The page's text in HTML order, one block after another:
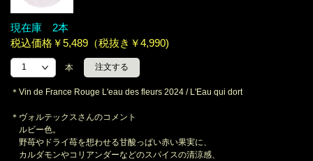
現在庫 2本
税込価格￥5,489（税抜き￥4,990)
本
＊Vin de France Rouge L'eau des fleurs 2024 / L'Eau qui dort
＊ヴォルテックスさんのコメント
ルビー色。
野苺やドライ苺を想わせる甘酸っぱい赤い果実に、
カルダモンやコリアンダーなどのスパイスの清涼感、